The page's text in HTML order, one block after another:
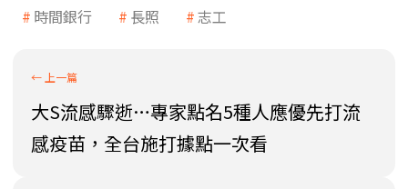
時間銀行 長照 志工
大S流感驟逝…專家點名5種人應優先打流
感疫苗，全台施打據點一次看